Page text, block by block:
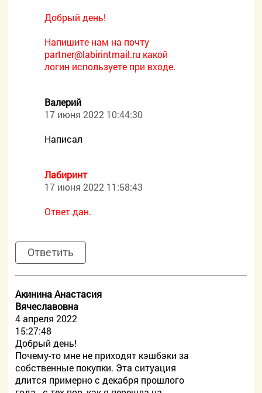
Добрый день!
Напишите нам на почту
partner@labirintmail.ru какой
логин используете при входе.
Валерий
17 июня 2022 10:44:30
Написал
Лабиринт
17 июня 2022 11:58:43
Ответ дан.
Ответить
Акинина Анастасия
Вячеславовна
4 апреля 2022
15:27:48
Добрый день!
Почему-то мне не приходят кэшбэки за
собственные покупки. Эта ситуация
длится примерно с декабря прошлого